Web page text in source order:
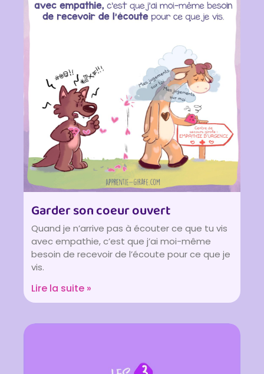
Garder son coeur ouvert
Quand je n’arrive pas à écouter ce que tu vis
avec empathie, c’est que j’ai moi-même
besoin de recevoir de l’écoute pour ce que je
vis.
Lire la suite »